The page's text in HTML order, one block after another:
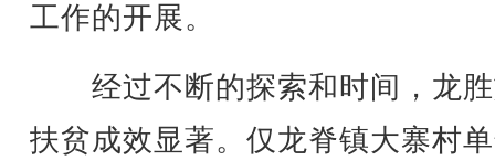
工作的开展。
经过不断的探索和时间，龙
扶贫成效显著。仅龙脊镇大寨村